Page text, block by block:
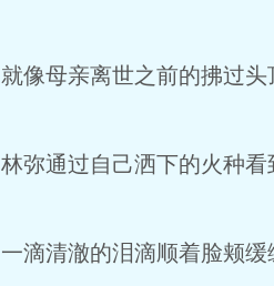
就像母亲离世之前的拂过头
林弥通过自己洒下的火种看
一滴清澈的泪滴顺着脸颊缓